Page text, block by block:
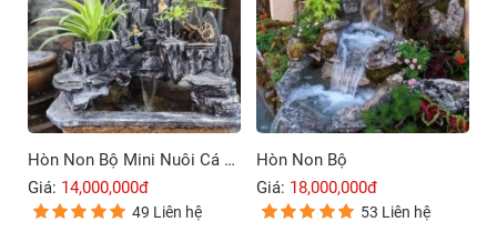
Hòn Non Bộ Mini Nuôi Cá Ngoài Trời
Giá: 14,000,000đ
49 Liên hệ
Hòn Non Bộ
Giá: 18,000,000đ
53 Liên hệ